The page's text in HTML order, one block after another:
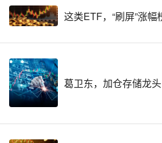
这类ETF，“刷屏”涨幅
葛卫东，加仓存储龙头